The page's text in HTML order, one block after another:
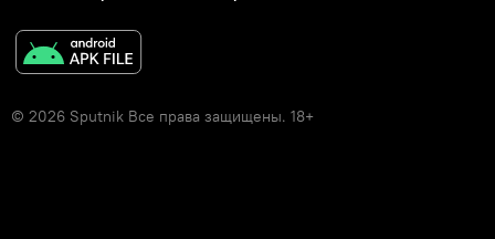
© 2026 Sputnik Все права защищены. 18+